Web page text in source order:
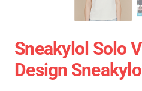
Sneakylol Solo
Design